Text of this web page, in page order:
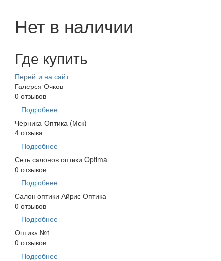
Нет в наличии
Где купить
Перейти на сайт
Галерея Очков
0 отзывов
Подробнее
Черника-Оптика (Мск)
4 отзыва
Подробнее
Сеть салонов оптики Optima
0 отзывов
Подробнее
Салон оптики Айрис Оптика
0 отзывов
Подробнее
Оптика №1
0 отзывов
Подробнее